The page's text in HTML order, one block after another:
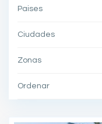
Paises
Ciudades
Zonas
Ordenar